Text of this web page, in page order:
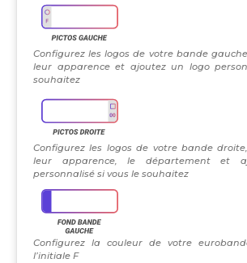
Configurez les logos de votre bande
leur apparence et ajoutez un logo
souhaitez
Configurez les logos de votre bande
leur apparence, le département et
personnalisé si vous le souhaitez
Configurez la couleur de votre
l’initiale F